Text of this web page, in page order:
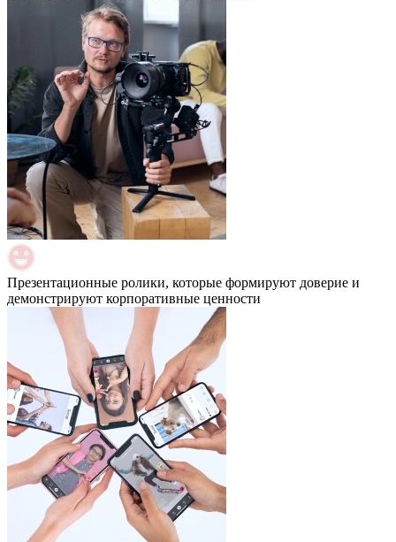
Презентационные ролики, которые формируют доверие и
демонстрируют корпоративные ценности